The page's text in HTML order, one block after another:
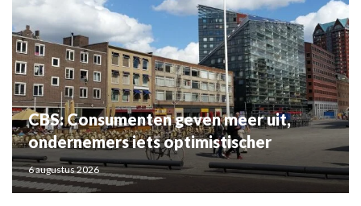
CBS: Consumenten geven meer uit,
ondernemers iets optimistischer
6 augustus 2026